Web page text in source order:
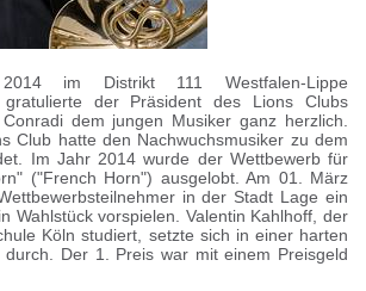
2014 im Distrikt 111 Westfalen-Lippe
gratulierte der Präsident des Lions Clubs
dem jungen Musiker ganz herzlich.
Club hatte den Nachwuchsmusiker zu dem
Im Jahr 2014 wurde der Wettbewerb für
("French Horn") ausgelobt. Am 01. März
in der Stadt Lage ein
Wahlstück vorspielen. Valentin Kahlhoff, der
Köln studiert, setzte sich in einer harten
durch. Der 1. Preis war mit einem Preisgeld